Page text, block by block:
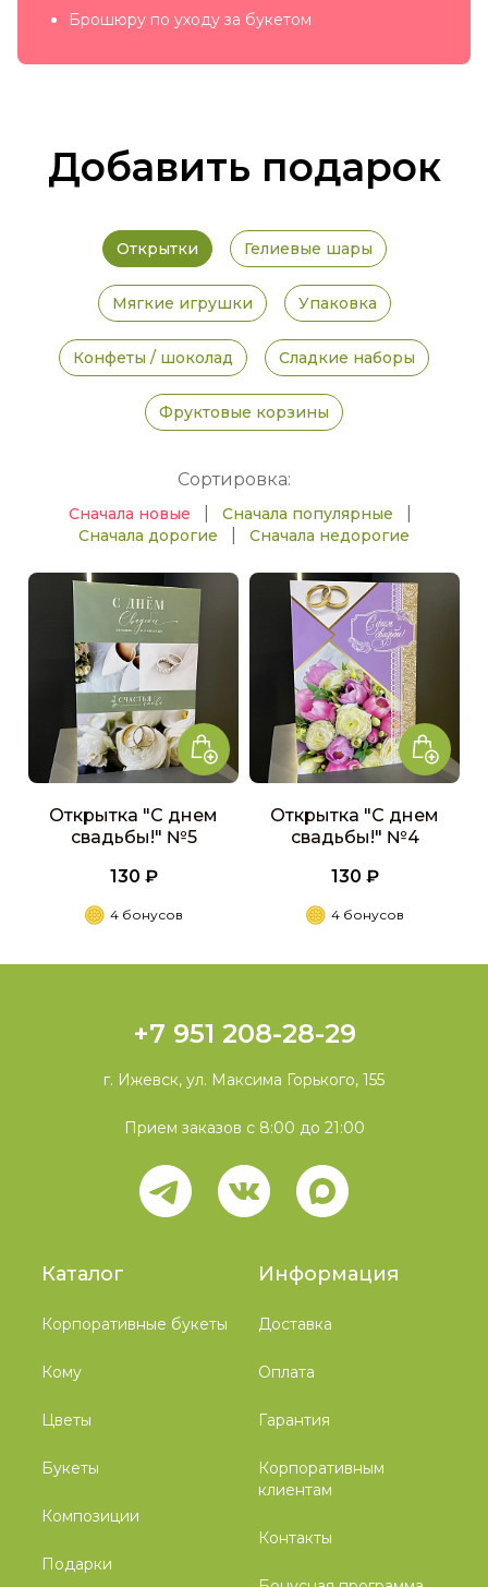
Брошюру по уходу за букетом
Добавить подарок
Открытки Гелиевые шары
Мягкие игрушки Упаковка
Конфеты / шоколад Сладкие наборы
Фруктовые корзины
Сортировка:
Сначала новые Сначала популярные
Сначала дорогие Сначала недорогие
Открытка "С днем
свадьбы!" №5
130 ₽
4 бонусов
Открытка "С днем
свадьбы!" №4
130 ₽
4 бонусов
Каталог
Корпоративные букеты
Кому
Цветы
Букеты
Композиции
Подарки
Информация
Доставка
Оплата
Гарантия
Корпоративным
клиентам
Контакты
+7 951 208-28-29
г. Ижевск, ул. Максима Горького, 155
Прием заказов с 8:00 до 21:00